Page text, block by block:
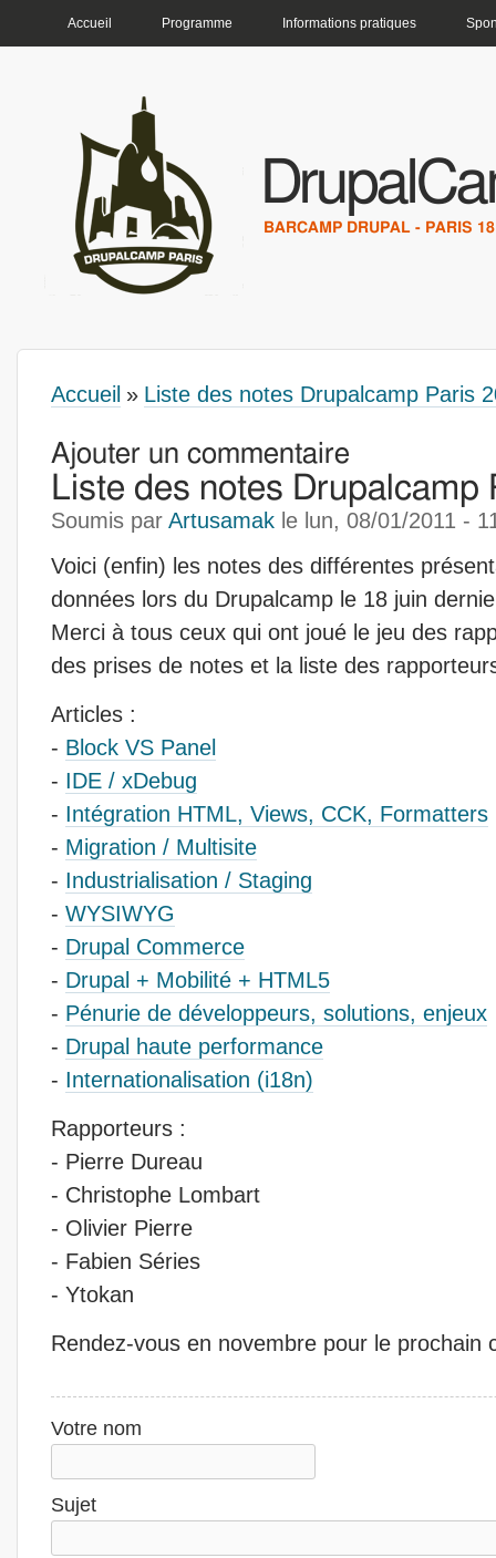
Accueil Programme Informations pratiques
BARCAMP DRUPAL - PARIS
Vous êtes ici
Accueil » Liste des notes Drupalcamp Paris
Ajouter un commentaire
Liste des notes Drupalcamp
Soumis par Artusamak le lun, 08/01/2011 -
Voici (enfin) les notes des différentes
données lors du Drupalcamp le 18 juin
Merci à tous ceux qui ont joué le jeu des
des prises de notes et la liste des
Articles :
- Block VS Panel
- IDE / xDebug
- Intégration HTML, Views, CCK, Formatters
- Migration / Multisite
- Industrialisation / Staging
- WYSIWYG
- Drupal Commerce
- Drupal + Mobilité + HTML5
- Pénurie de développeurs, solutions, enjeux
- Drupal haute performance
- Internationalisation (i18n)
Rapporteurs :
- Pierre Dureau
- Christophe Lombart
- Olivier Pierre
- Fabien Séries
- Ytokan
Rendez-vous en novembre pour le prochain
Votre nom
Sujet